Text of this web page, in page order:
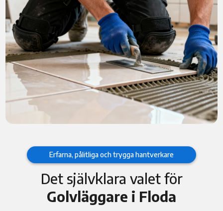
Erfarna, pålitliga och trygga hantverkare
Det självklara valet för
Golvläggare i Floda